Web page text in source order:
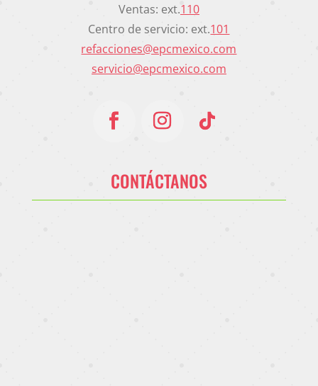
Ventas: ext.110
Centro de servicio: ext.101
refacciones@epcmexico.com
servicio@epcmexico.com
CONTÁCTANOS